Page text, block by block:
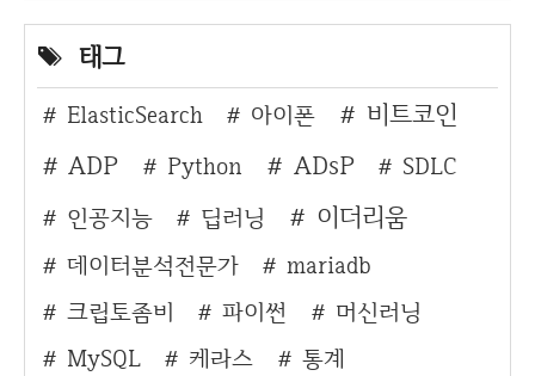
태그
ElasticSearch 아이폰
비트코인
ADP
Python ADsP
SDLC
인공지능
딥러닝 이더리움
데이터분석전문가
mariadb
크립토좀비
파이썬
머신러닝
MySQL
케라스
통계